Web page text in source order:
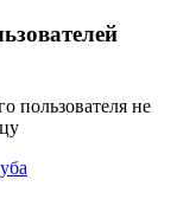
пользователя не